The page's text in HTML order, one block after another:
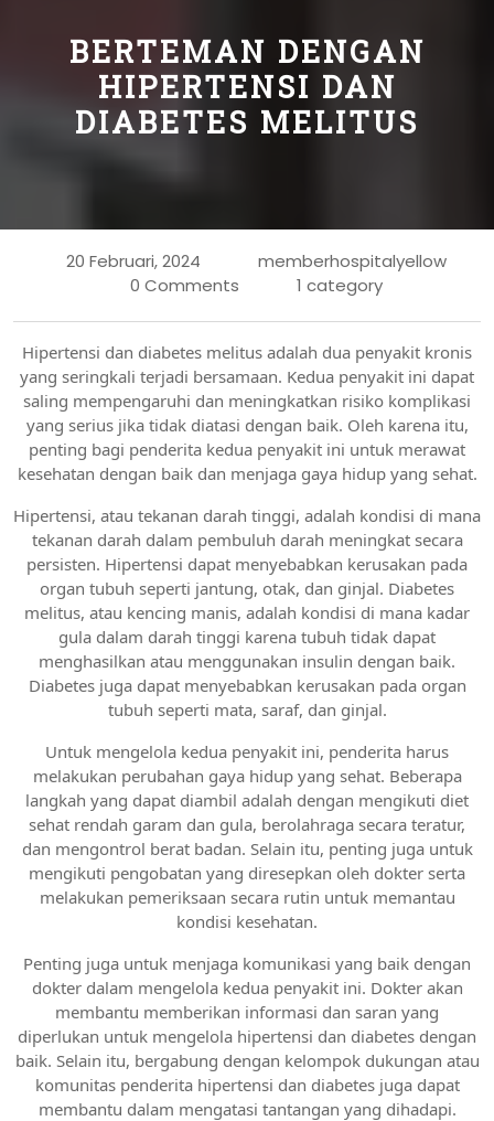
BERTEMAN DENGAN
HIPERTENSI DAN
DIABETES MELITUS
20 Februari, 2024
memberhospitalyellow
0 Comments
1 category
Hipertensi dan diabetes melitus adalah dua penyakit kronis
yang seringkali terjadi bersamaan. Kedua penyakit ini dapat
saling mempengaruhi dan meningkatkan risiko komplikasi
yang serius jika tidak diatasi dengan baik. Oleh karena itu,
penting bagi penderita kedua penyakit ini untuk merawat
kesehatan dengan baik dan menjaga gaya hidup yang sehat.
Hipertensi, atau tekanan darah tinggi, adalah kondisi di mana
tekanan darah dalam pembuluh darah meningkat secara
persisten. Hipertensi dapat menyebabkan kerusakan pada
organ tubuh seperti jantung, otak, dan ginjal. Diabetes
melitus, atau kencing manis, adalah kondisi di mana kadar
gula dalam darah tinggi karena tubuh tidak dapat
menghasilkan atau menggunakan insulin dengan baik.
Diabetes juga dapat menyebabkan kerusakan pada organ
tubuh seperti mata, saraf, dan ginjal.
Untuk mengelola kedua penyakit ini, penderita harus
melakukan perubahan gaya hidup yang sehat. Beberapa
langkah yang dapat diambil adalah dengan mengikuti diet
sehat rendah garam dan gula, berolahraga secara teratur,
dan mengontrol berat badan. Selain itu, penting juga untuk
mengikuti pengobatan yang diresepkan oleh dokter serta
melakukan pemeriksaan secara rutin untuk memantau
kondisi kesehatan.
Penting juga untuk menjaga komunikasi yang baik dengan
dokter dalam mengelola kedua penyakit ini. Dokter akan
membantu memberikan informasi dan saran yang
diperlukan untuk mengelola hipertensi dan diabetes dengan
baik. Selain itu, bergabung dengan kelompok dukungan atau
komunitas penderita hipertensi dan diabetes juga dapat
membantu dalam mengatasi tantangan yang dihadapi.